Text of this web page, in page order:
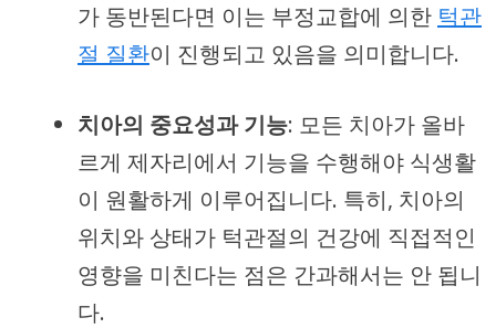
가 동반된다면 이는 부정교합에 의한 턱관
절 질환이 진행되고 있음을 의미합니다.
치아의 중요성과 기능: 모든 치아가 올바
르게 제자리에서 기능을 수행해야 식생활
이 원활하게 이루어집니다. 특히, 치아의
위치와 상태가 턱관절의 건강에 직접적인
영향을 미친다는 점은 간과해서는 안 됩니
다.